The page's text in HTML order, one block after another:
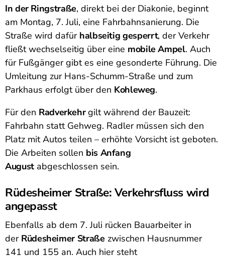
In der Ringstraße, direkt bei der Diakonie, beginnt
am Montag, 7. Juli, eine Fahrbahnsanierung. Die
Straße wird dafür halbseitig gesperrt, der Verkehr
fließt wechselseitig über eine mobile Ampel. Auch
für Fußgänger gibt es eine gesonderte Führung. Die
Umleitung zur Hans-Schumm-Straße und zum
Parkhaus erfolgt über den Kohleweg.
Für den Radverkehrgilt während der Bauzeit:
Fahrbahn statt Gehweg. Radler müssen sich den
Platz mit Autos teilen – erhöhte Vorsicht ist geboten.
Die Arbeiten sollen bis Anfang
Augustabgeschlossen sein.
Rüdesheimer Straße: Verkehrsfluss wird
angepasst
Ebenfalls ab dem 7. Juli rücken Bauarbeiter in
der Rüdesheimer Straßezwischen Hausnummer
141 und 155 an. Auch hier steht